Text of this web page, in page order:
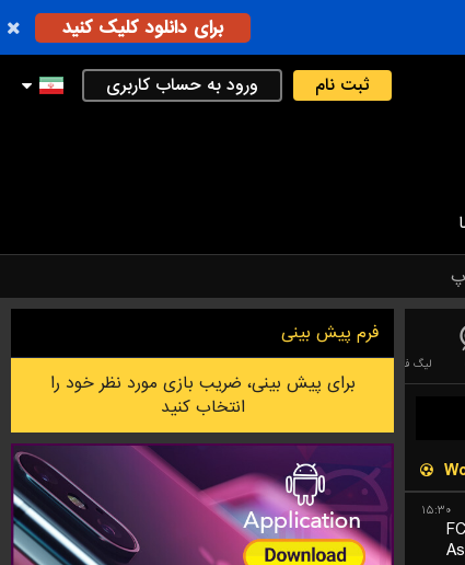
برای دانلود کلیک کنید
ثبت نام ورود به حساب کاربری
لیگ فوتبال استرالیایی
۱۵:۳۰
فرم پیش بینی
برای پیش بینی، ضریب بازی مورد نظر خود را
انتخاب کنید